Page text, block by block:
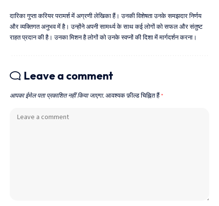
दारिका गुप्ता करियर परामर्श में अग्रणी लेखिका हैं। उनकी विशेषता उनके समझदार निर्णय
और व्यक्तिगत अनुभव में है। उन्होंने अपनी सामर्थ्य के साथ कई लोगों को सफल और संतुष्ट
राहत प्रदान की है। उनका मिशन है लोगों को उनके स्वप्नों की दिशा में मार्गदर्शन करना।
Leave a comment
आपका ईमेल पता प्रकाशित नहीं किया जाएगा. आवश्यक फ़ील्ड चिह्नित हैं *